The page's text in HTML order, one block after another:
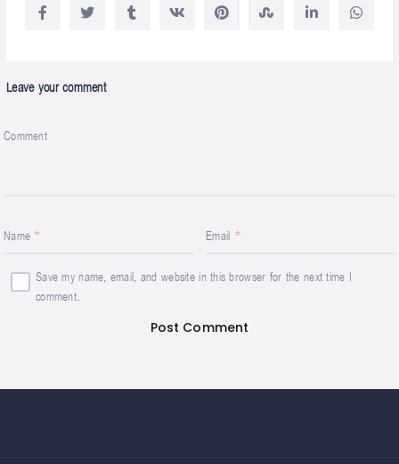
Leave your comment
Comment
Name Email
Save my name, email, and website in this browser for the next time I
comment.